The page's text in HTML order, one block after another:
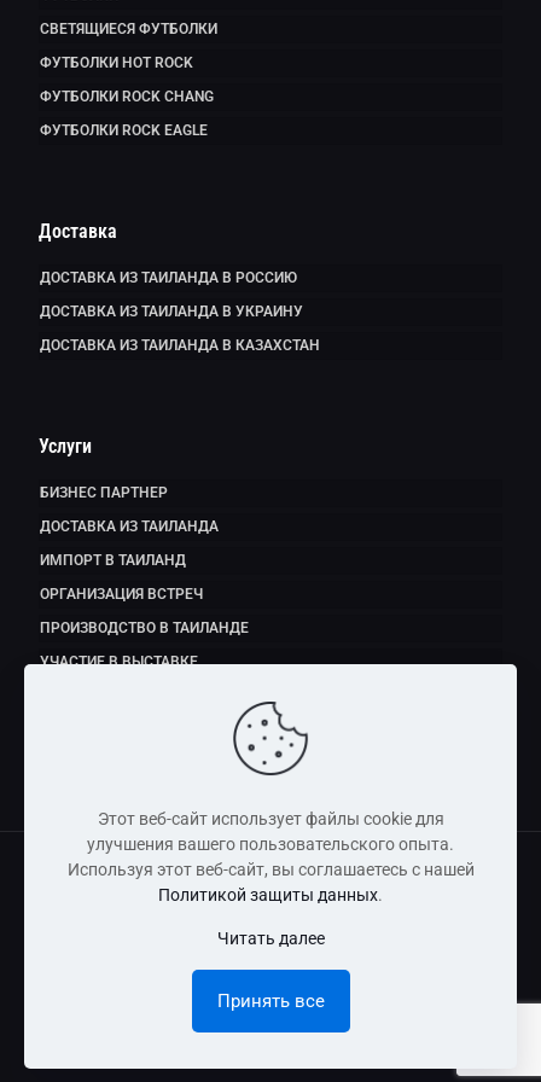
СВЕТЯЩИЕСЯ ФУТБОЛКИ
ФУТБОЛКИ HOT ROCK
ФУТБОЛКИ ROCK CHANG
ФУТБОЛКИ ROCK EAGLE
Доставка
ДОСТАВКА ИЗ ТАИЛАНДА В РОССИЮ
ДОСТАВКА ИЗ ТАИЛАНДА В УКРАИНУ
ДОСТАВКА ИЗ ТАИЛАНДА В КАЗАХСТАН
Услуги
БИЗНЕС ПАРТНЕР
ДОСТАВКА ИЗ ТАИЛАНДА
ИМПОРТ В ТАИЛАНД
ОРГАНИЗАЦИЯ ВСТРЕЧ
ПРОИЗВОДСТВО В ТАИЛАНДЕ
УЧАСТИЕ В ВЫСТАВКЕ
Copyright © 2011 - 2026 Dmitry Fedorov (Thailand) Co., Ltd
офертой.
Этот веб-сайт использует файлы cookie для
улучшения вашего пользовательского опыта.
Используя этот веб-сайт, вы соглашаетесь с нашей
Политикой защиты данных.
Читать далее
Принять все